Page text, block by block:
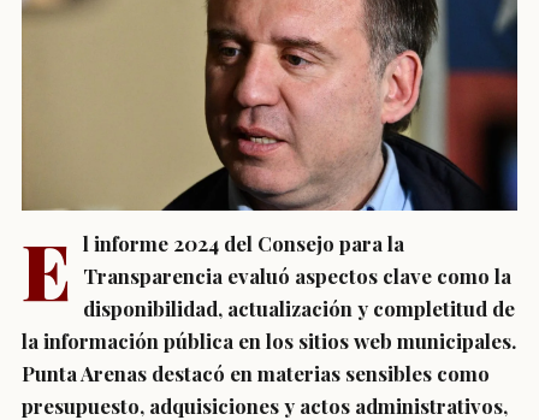
E l informe 2024 del Consejo para la
Transparencia evaluó aspectos clave como la
disponibilidad, actualización y completitud de
la información pública en los sitios web municipales.
Punta Arenas destacó en materias sensibles como
presupuesto, adquisiciones y actos administrativos,